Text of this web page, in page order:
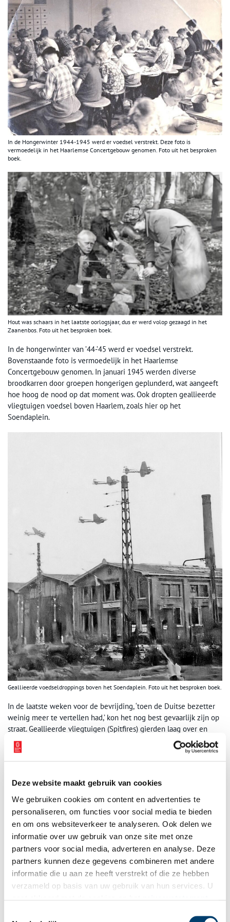
Deze website maakt gebruik van cookies
We gebruiken cookies om content en advertenties te
personaliseren, om functies voor social media te bieden
en om ons websiteverkeer te analyseren. Ook delen we
informatie over uw gebruik van onze site met onze
partners voor social media, adverteren en analyse. Deze
partners kunnen deze gegevens combineren met andere
informatie die u aan ze heeft verstrekt of die ze hebben
verzameld op basis van uw gebruik van hun services. U
In de Hongerwinter 1944-1945 werd er voedsel verstrekt. Deze foto is
vermoedelijk in het Haarlemse Concertgebouw genomen. Foto uit het besproken
boek.
Hout was schaars in het laatste oorlogsjaar, dus er werd volop gezaagd in het
Zaanenbos. Foto uit het besproken boek.
In de hongerwinter van ’44-’45 werd er voedsel verstrekt.
Bovenstaande foto is vermoedelijk in het Haarlemse
Concertgebouw genomen. In januari 1945 werden diverse
broodkarren door groepen hongerigen geplunderd, wat aangeeft
hoe hoog de nood op dat moment was. Ook dropten geallieerde
vliegtuigen voedsel boven Haarlem, zoals hier op het
Soendaplein.
Geallieerde voedseldroppings boven het Soendaplein. Foto uit het besproken boek.
In de laatste weken voor de bevrijding, ‘toen de Duitse bezetter
weinig meer te vertellen had,’ kon het nog best gevaarlijk zijn op
straat. Geallieerde vliegtuigen (Spitfires) gierden laag over en
schoten op alle voertuigen die bewogen. Her in der in de taluds
waren dan ook gaten gegraven waar mensen dekking konden
zoeken.